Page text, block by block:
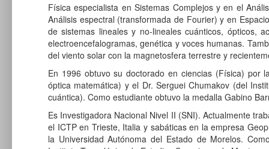
Física especialista en Sistemas Complejos y en el
Análisis espectral (transformada de Fourier) y en
de sistemas lineales y no-lineales cuánticos, ópticos,
electroencefalogramas, genética y voces humanas.
del viento solar con la magnetosfera terrestre y
En 1996 obtuvo su doctorado en ciencias (Física) por
óptica matemática) y el Dr. Serguei Chumakov (del
cuántica). Como estudiante obtuvo la medalla Gabino
Es Investigadora Nacional Nivel II (SNI). Actualmente
el ICTP en Trieste, Italia y sabáticas en la empresa
la Universidad Autónoma del Estado de Morelos.